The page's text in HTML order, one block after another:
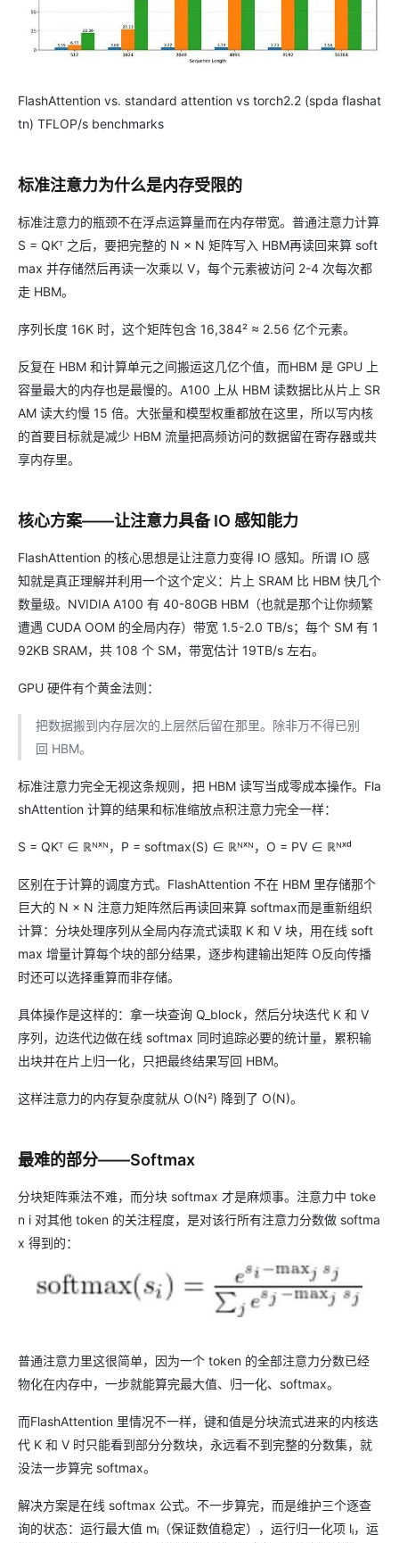
FlashAttention vs. standard attention vs torch2.2 (spda flashat
tn) TFLOP/s benchmarks
标准注意力为什么是内存受限的
标准注意力的瓶颈不在浮点运算量而在内存带宽。普通注意力计算
S = QKᵀ 之后，要把完整的 N × N 矩阵写入 HBM再读回来算 soft
max 并存储然后再读一次乘以 V，每个元素被访问 2-4 次每次都
走 HBM。
序列长度 16K 时，这个矩阵包含 16,384² ≈ 2.56 亿个元素。
反复在 HBM 和计算单元之间搬运这几亿个值，而HBM 是 GPU 上
容量最大的内存也是最慢的。A100 上从 HBM 读数据比从片上 SR
AM 读大约慢 15 倍。大张量和模型权重都放在这里，所以写内核
的首要目标就是减少 HBM 流量把高频访问的数据留在寄存器或共
享内存里。
核心方案——让注意力具备 IO 感知能力
FlashAttention 的核心思想是让注意力变得 IO 感知。所谓 IO 感
知就是真正理解并利用一个这个定义：片上 SRAM 比 HBM 快几个
数量级。NVIDIA A100 有 40-80GB HBM（也就是那个让你频繁
遭遇 CUDA OOM 的全局内存）带宽 1.5-2.0 TB/s；每个 SM 有 1
92KB SRAM，共 108 个 SM，带宽估计 19TB/s 左右。
GPU 硬件有个黄金法则：
把数据搬到内存层次的上层然后留在那里。除非万不得已别
回 HBM。
标准注意力完全无视这条规则，把 HBM 读写当成零成本操作。Fla
shAttention 计算的结果和标准缩放点积注意力完全一样：
S = QKᵀ ∈ ℝᴺˣᴺ，P = softmax(S) ∈ ℝᴺˣᴺ，O = PV ∈ ℝᴺˣᵈ
区别在于计算的调度方式。FlashAttention 不在 HBM 里存储那个
巨大的 N × N 注意力矩阵然后再读回来算 softmax而是重新组织
计算：分块处理序列从全局内存流式读取 K 和 V 块，用在线 soft
max 增量计算每个块的部分结果，逐步构建输出矩阵 O反向传播
时还可以选择重算而非存储。
具体操作是这样的：拿一块查询 Q_block，然后分块迭代 K 和 V
序列，边迭代边做在线 softmax 同时追踪必要的统计量，累积输
出块并在片上归一化，只把最终结果写回 HBM。
这样注意力的内存复杂度就从 O(N²) 降到了 O(N)。
最难的部分——Softmax
分块矩阵乘法不难，而分块 softmax 才是麻烦事。注意力中 toke
n i 对其他 token 的关注程度，是对该行所有注意力分数做 softma
x 得到的：
普通注意力里这很简单，因为一个 token 的全部注意力分数已经
物化在内存中，一步就能算完最大值、归一化、softmax。
而FlashAttention 里情况不一样，键和值是分块流式进来的内核迭
代 K 和 V 时只能看到部分分数块，永远看不到完整的分数集，就
没法一步算完 softmax。
解决方案是在线 softmax 公式。不一步算完，而是维护三个逐查
询的状态：运行最大值 mᵢ（保证数值稳定），运行归一化项 lᵢ，运